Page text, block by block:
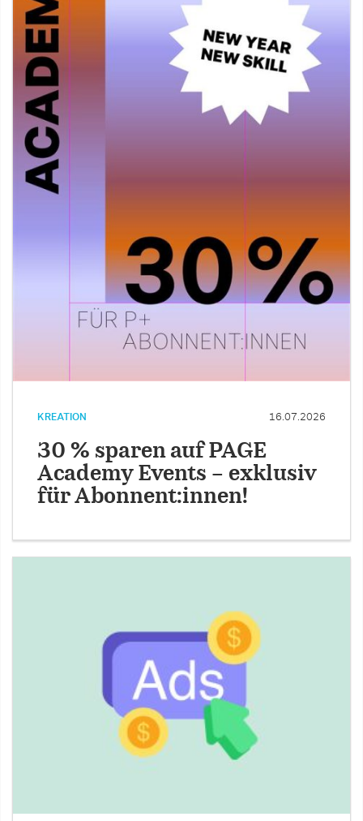
KREATION 16.07.2026
30 % sparen auf PAGE
Academy Events – exklusiv
für Abonnent:innen!